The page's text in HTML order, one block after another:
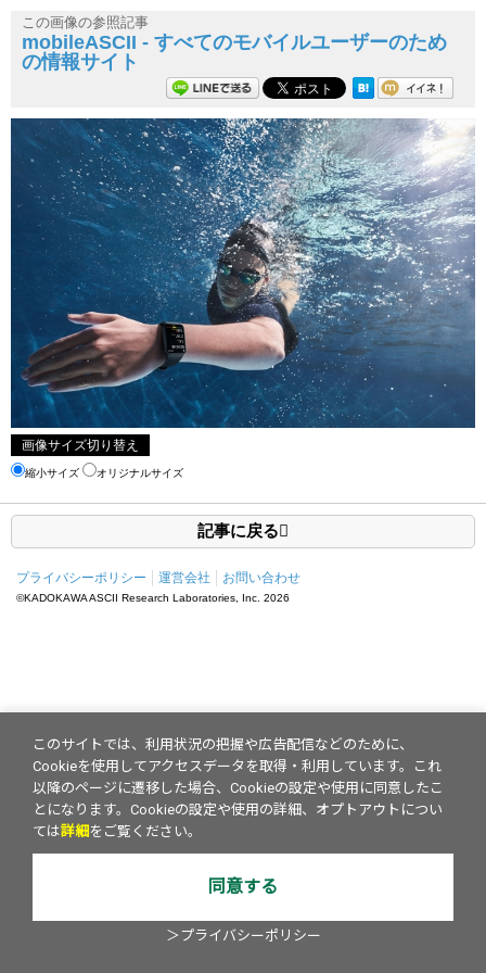
この画像の参照記事
mobileASCII - すべてのモバイルユーザーのため
の情報サイト
画像サイズ切り替え
縮小サイズ オリジナルサイズ
記事に戻る
プライバシーポリシー 運営会社 お問い合わせ
©KADOKAWA ASCII Research Laboratories, Inc. 2026
このサイトでは、利用状況の把握や広告配信などのために、
Cookieを使用してアクセスデータを取得・利用しています。これ
以降のページに遷移した場合、Cookieの設定や使用に同意したこ
とになります。Cookieの設定や使用の詳細、オプトアウトについ
ては詳細 をご覧ください。
同意する
＞プライバシーポリシー